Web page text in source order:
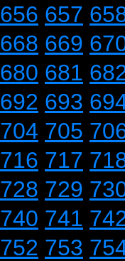
656 657
668 669
680 681
692 693
704 705
716 717
728 729
740 741
752 753